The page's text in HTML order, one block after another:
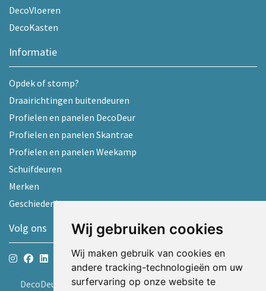
Wij gebruiken cookies
Wij maken gebruik van cookies en
andere tracking-technologieën om uw
surfervaring op onze website te
DecoVloeren
DecoKasten
Informatie
Opdek of stomp?
Draairichtingen buitendeuren
Profielen en panelen DecoDeur
Profielen en panelen Skantrae
Profielen en panelen Weekamp
Schuifdeuren
Merken
Geschiedenis
Volg ons
DecoDeur B.V.